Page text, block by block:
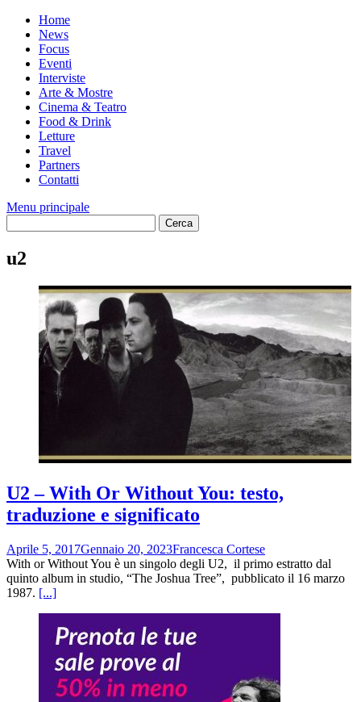
Home
News
Focus
Eventi
Interviste
Arte & Mostre
Cinema & Teatro
Food & Drink
Letture
Travel
Partners
Contatti
Menu principale
u2
U2 – With Or Without You: testo,
traduzione e significato
Aprile 5, 2017Gennaio 20, 2023Francesca Cortese
With or Without You è un singolo degli U2, il primo estratto dal
quinto album in studio, “The Joshua Tree”, pubblicato il 16 marzo
1987. [...]